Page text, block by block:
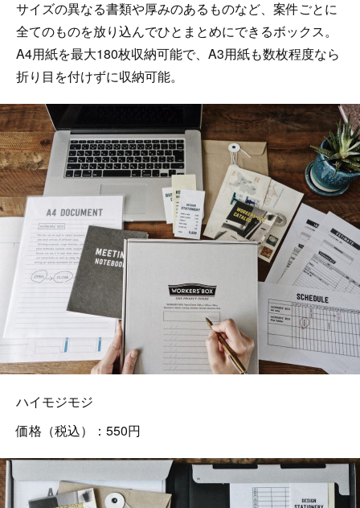
サイズの異なる書類や厚みのあるものなど、案件ごとに
全てのものを放り込んでひとまとめにできるボックス。
A4用紙を最大180枚収納可能で、A3用紙も数枚程度なら
折り目を付けずに収納可能。
ハイモジモジ
価格（税込）：550円